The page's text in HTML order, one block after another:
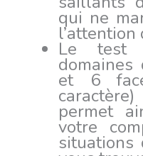
qui ne
Le test
et 6
permet
votre
situations